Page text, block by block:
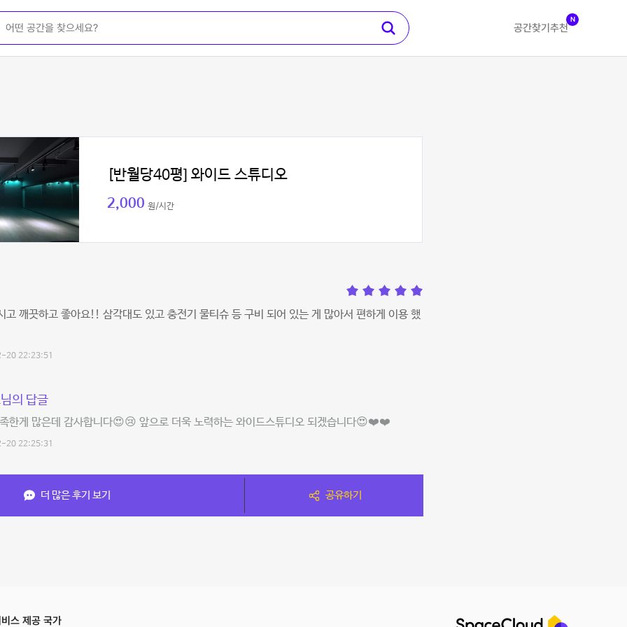
공간찾기 추천
N
[반월당40평] 와이드 스튜디오
2,000 원/시간
고 깨끗하고 좋아요!! 삼각대도 있고 충전기 물티슈 등 구비 되어 있는 게 많아서 편하게 이용 했
20 22:23:51
의 답글
한게 많은데 감사합니다😍😢 앞으로 더욱 노력하는 와이드스튜디오 되겠습니다😍❤️❤️
20 22:25:31
더 많은 후기 보기 공유하기
스 제공 국가